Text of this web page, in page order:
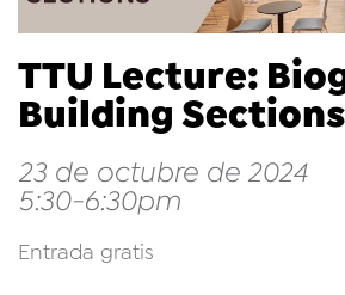
TTU Lecture:
Building Sections
23 de octubre de 2024
5:30-6:30pm
Entrada gratis